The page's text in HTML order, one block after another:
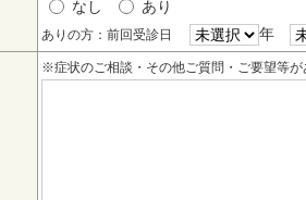
なし あり
ありの方：前回受診日 年
※症状のご相談・その他ご質問・ご要望等